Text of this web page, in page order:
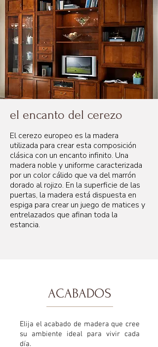
el encanto del cerezo
El cerezo europeo es la madera
utilizada para crear esta composición
clásica con un encanto infinito. Una
madera noble y uniforme caracterizada
por un color cálido que va del marrón
dorado al rojizo. En la superficie de las
puertas, la madera está dispuesta en
espiga para crear un juego de matices y
entrelazados que afinan toda la
estancia.
ACABADOS
Elija el acabado de madera que cree
su ambiente ideal para vivir cada
día.